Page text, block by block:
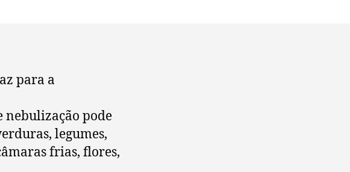
para a
nebulização pode
legumes,
frias, flores,